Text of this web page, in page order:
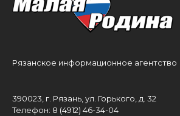
Рязанское информационное агентство
390023, г. Рязань, ул. Горького, д. 32
Телефон: 8 (4912) 46-34-04